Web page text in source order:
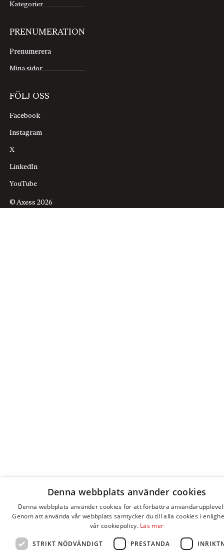
Kategorier
PRENUMERATION
Prenumerera
Mina sidor
FÖLJ OSS
Facebook
Instagram
X
LinkedIn
YouTube
© Axess 2026
Denna webbplats använder cookies
Denna webbplats använder cookies för att förbättra
Genom att använda vår webbplats samtycker du till alla cookies i
vår cookiepolicy. Läs mer
STRIKT NÖDVÄNDIGT PRESTANDA